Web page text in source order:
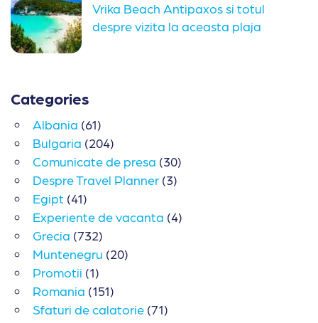
Vrika Beach Antipaxos si totul
despre vizita la aceasta plaja
Categories
Albania (61)
Bulgaria (204)
Comunicate de presa (30)
Despre Travel Planner (3)
Egipt (41)
Experiente de vacanta (4)
Grecia (732)
Muntenegru (20)
Promotii (1)
Romania (151)
Sfaturi de calatorie (71)